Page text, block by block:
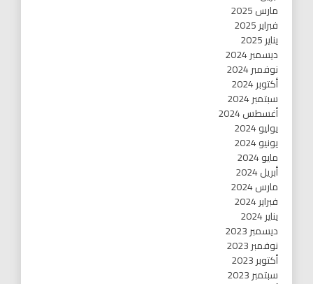
مارس 2025
فبراير 2025
يناير 2025
ديسمبر 2024
نوفمبر 2024
أكتوبر 2024
سبتمبر 2024
أغسطس 2024
يوليو 2024
يونيو 2024
مايو 2024
أبريل 2024
مارس 2024
فبراير 2024
يناير 2024
ديسمبر 2023
نوفمبر 2023
أكتوبر 2023
سبتمبر 2023